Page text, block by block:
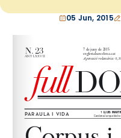
05 Jun, 2015